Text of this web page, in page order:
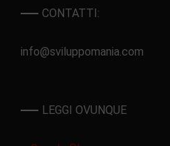
CONTATTI:
info@sviluppomania.com
LEGGI OVUNQUE